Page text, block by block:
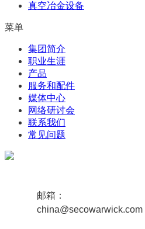
真空冶金设备
菜单
集团简介
职业生涯
产品
服务和配件
媒体中心
网络研讨会
联系我们
常见问题
邮箱：
china@secowarwick.com